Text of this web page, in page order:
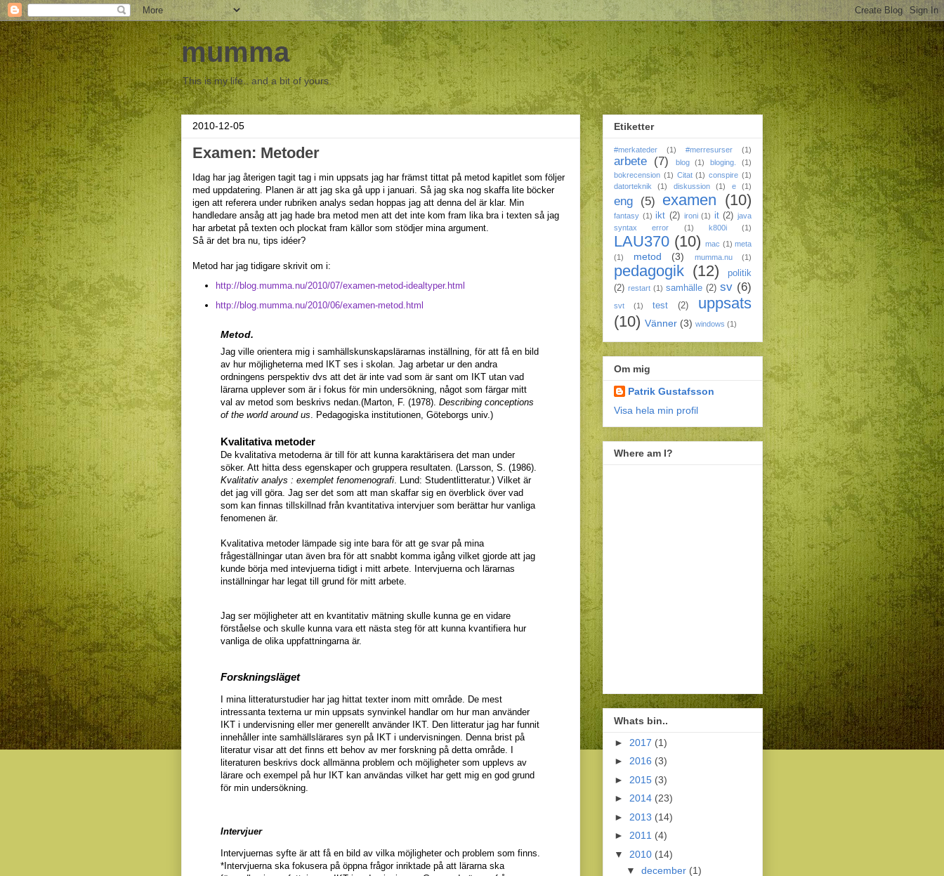
mumma
This is my life.. and a bit of yours.
2010-12-05
Examen: Metoder
Idag har jag återigen tagit tag i min uppsats jag har främst tittat på metod kapitlet som följer
med uppdatering. Planen är att jag ska gå upp i januari. Så jag ska nog skaffa lite böcker
igen att referera under rubriken analys sedan hoppas jag att denna del är klar. Min
handledare ansåg att jag hade bra metod men att det inte kom fram lika bra i texten så jag
har arbetat på texten och plockat fram källor som stödjer mina argument.
Så är det bra nu, tips idéer?
Metod har jag tidigare skrivit om i:
http://blog.mumma.nu/2010/07/examen-metod-idealtyper.html
http://blog.mumma.nu/2010/06/examen-metod.html
Metod.
Jag ville orientera mig i samhällskunskapslärarnas inställning, för att få en bild
av hur möjligheterna med IKT ses i skolan. Jag arbetar ur den andra
ordningens perspektiv dvs att det är inte vad som är sant om IKT utan vad
lärarna upplever som är i fokus för min undersökning, något som färgar mitt
val av metod som beskrivs nedan.(Marton, F. (1978). Describing conceptions
of the world around us. Pedagogiska institutionen, Göteborgs univ.)
Kvalitativa metoder
De kvalitativa metoderna är till för att kunna karaktärisera det man under
söker. Att hitta dess egenskaper och gruppera resultaten. (Larsson, S. (1986).
Kvalitativ analys : exemplet fenomenografi. Lund: Studentlitteratur.) Vilket är
det jag vill göra. Jag ser det som att man skaffar sig en överblick över vad
som kan finnas tillskillnad från kvantitativa intervjuer som berättar hur vanliga
fenomenen är.
Kvalitativa metoder lämpade sig inte bara för att ge svar på mina
frågeställningar utan även bra för att snabbt komma igång vilket gjorde att jag
kunde börja med intevjuerna tidigt i mitt arbete. Intervjuerna och lärarnas
inställningar har legat till grund för mitt arbete.
Jag ser möjligheter att en kvantitativ mätning skulle kunna ge en vidare
förståelse och skulle kunna vara ett nästa steg för att kunna kvantifiera hur
vanliga de olika uppfattningarna är.
Forskningsläget
I mina litteraturstudier har jag hittat texter inom mitt område. De mest
intressanta texterna ur min uppsats synvinkel handlar om hur man använder
IKT i undervisning eller mer generellt använder IKT. Den litteratur jag har funnit
innehåller inte samhällslärares syn på IKT i undervisningen. Denna brist på
literatur visar att det finns ett behov av mer forskning på detta område. I
literaturen beskrivs dock allmänna problem och möjligheter som upplevs av
lärare och exempel på hur IKT kan användas vilket har gett mig en god grund
för min undersökning.
Intervjuer
Intervjuernas syfte är att få en bild av vilka möjligheter och problem som finns.
*Intervjuerna ska fokusera på öppna frågor inriktade på att lärarna ska
Etiketter
#merkateder (1) #merresurser (1)
arbete (7) blog (1) bloging.
(1)
bokrecension (1) Citat (1) conspire (1)
datorteknik
(1) diskussion (1) e (1)
eng (5) examen (10)
fantasy (1) ikt (2) ironi (1) it (2) java
syntax error
(1) k800i (1)
LAU370 (10) mac (1) meta
(1)
metod (3) mumma.nu (1)
pedagogik (12)
politik
(2) restart (1) samhälle (2) sv (6)
svt (1) test (2)
uppsats
(10) Vänner (3) windows (1)
Om mig
Patrik Gustafsson
Visa hela min profil
Where am I?
Whats bin..
► 2017 (1)
► 2016 (3)
► 2015 (3)
► 2014 (23)
► 2013 (14)
► 2011 (4)
▼ 2010 (14)
▼ december (1)